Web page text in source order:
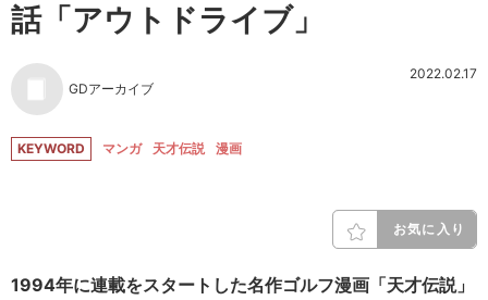
話「アウトドライブ」
GDアーカイブ
2022.02.17
KEYWORD マンガ 天才伝説 漫画
お気に入り
1994年に連載をスタートした名作ゴルフ漫画「天才伝説」